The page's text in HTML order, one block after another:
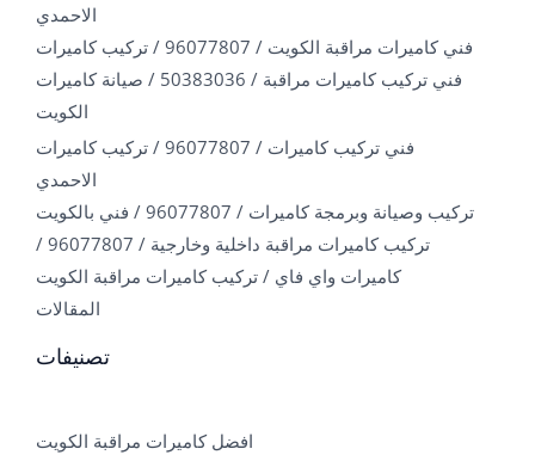
الاحمدي
فني كاميرات مراقبة الكويت / 96077807 / تركيب كاميرات
فني تركيب كاميرات مراقبة / 50383036 / صيانة كاميرات
الكويت
فني تركيب كاميرات / 96077807 / تركيب كاميرات
الاحمدي
تركيب وصيانة وبرمجة كاميرات / 96077807 / فني بالكويت
تركيب كاميرات مراقبة داخلية وخارجية / 96077807 /
كاميرات واي فاي / تركيب كاميرات مراقبة الكويت
المقالات
تصنيفات
افضل كاميرات مراقبة الكويت